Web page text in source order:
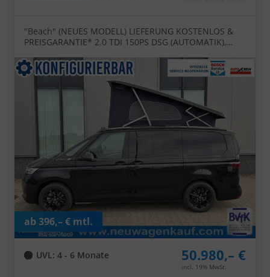
"Beach" (NEUES MODELL) LIEFERUNG KOSTENLOS &
PREISGARANTIE* 2.0 TDI 150PS DSG (AUTOMATIK),
Rückfahrkamera, Klimaanlage Climatic, M-
Lederlenkrad, ACC Tempomat, Digital Cockpit Pro,
Schiebetüre links/rechts mit Zuziehhilfe
UVL: 4 - 6 Monate 50.980,– €
incl. 19% MwSt.
ab 396,– € mtl.